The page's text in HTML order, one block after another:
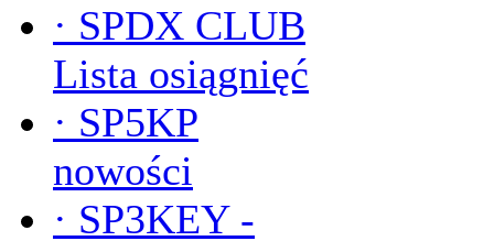
· SPDX CLUB
Lista osiągnięć
· SP5KP
nowości
· SP3KEY -